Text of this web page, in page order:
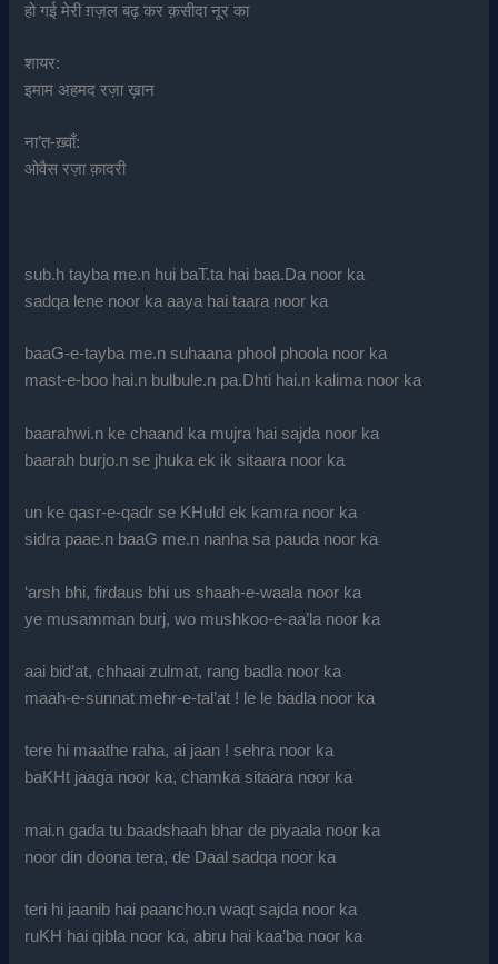
हो गई मेरी ग़ज़ल बढ़ कर क़सीदा नूर का
शायर:
इमाम अहमद रज़ा ख़ान
ना’त-ख़्वाँ:
ओवैस रज़ा क़ादरी
sub.h tayba me.n hui baT.ta hai baa.Da noor ka
sadqa lene noor ka aaya hai taara noor ka
baaG-e-tayba me.n suhaana phool phoola noor ka
mast-e-boo hai.n bulbule.n pa.Dhti hai.n kalima noor ka
baarahwi.n ke chaand ka mujra hai sajda noor ka
baarah burjo.n se jhuka ek ik sitaara noor ka
un ke qasr-e-qadr se KHuld ek kamra noor ka
sidra paae.n baaG me.n nanha sa pauda noor ka
‘arsh bhi, firdaus bhi us shaah-e-waala noor ka
ye musamman burj, wo mushkoo-e-aa’la noor ka
aai bid’at, chhaai zulmat, rang badla noor ka
maah-e-sunnat mehr-e-tal’at ! le le badla noor ka
tere hi maathe raha, ai jaan ! sehra noor ka
baKHt jaaga noor ka, chamka sitaara noor ka
mai.n gada tu baadshaah bhar de piyaala noor ka
noor din doona tera, de Daal sadqa noor ka
teri hi jaanib hai paancho.n waqt sajda noor ka
ruKH hai qibla noor ka, abru hai kaa’ba noor ka